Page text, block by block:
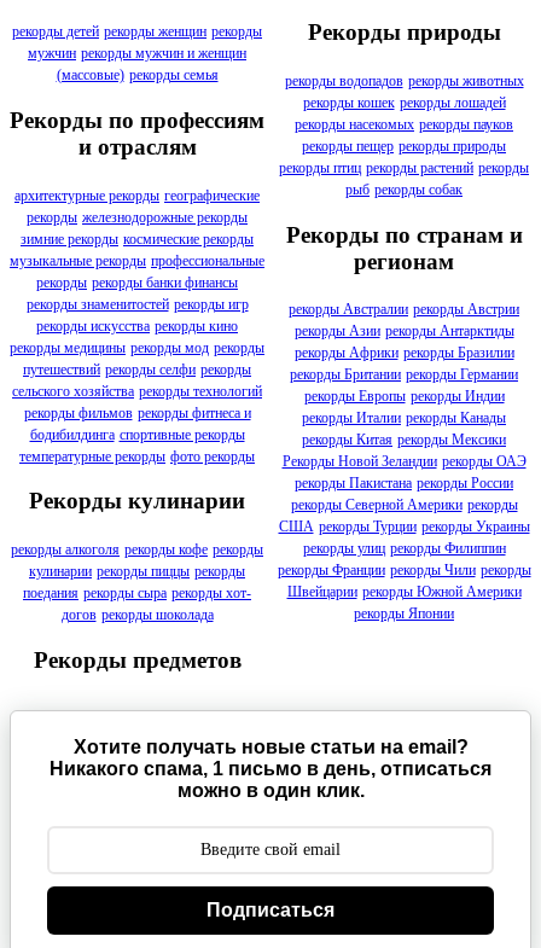
рекорды детей рекорды женщин рекорды
мужчин рекорды мужчин и женщин
(массовые) рекорды семья
Рекорды по профессиям
и отраслям
архитектурные рекорды географические
рекорды железнодорожные рекорды
зимние рекорды космические рекорды
музыкальные рекорды профессиональные
рекорды рекорды банки финансы
рекорды знаменитостей рекорды игр
рекорды искусства рекорды кино
рекорды медицины рекорды мод рекорды
путешествий рекорды селфи рекорды
сельского хозяйства рекорды технологий
рекорды фильмов рекорды фитнеса и
бодибилдинга спортивные рекорды
температурные рекорды фото рекорды
Рекорды кулинарии
рекорды алкоголя рекорды кофе рекорды
кулинарии рекорды пиццы рекорды
поедания рекорды сыра рекорды хот-
догов рекорды шоколада
Рекорды предметов
Рекорды природы
рекорды водопадов рекорды животных
рекорды кошек рекорды лошадей
рекорды насекомых рекорды пауков
рекорды пещер рекорды природы
рекорды птиц рекорды растений рекорды
рыб рекорды собак
Рекорды по странам и
регионам
рекорды Австралии рекорды Австрии
рекорды Азии рекорды Антарктиды
рекорды Африки рекорды Бразилии
рекорды Британии рекорды Германии
рекорды Европы рекорды Индии
рекорды Италии рекорды Канады
рекорды Китая рекорды Мексики
Рекорды Новой Зеландии рекорды ОАЭ
рекорды Пакистана рекорды России
рекорды Северной Америки рекорды
США рекорды Турции рекорды Украины
рекорды улиц рекорды Филиппин
рекорды Франции рекорды Чили рекорды
Швейцарии рекорды Южной Америки
рекорды Японии
Хотите получать новые статьи на email?
Никакого спама, 1 письмо в день, отписаться
можно в один клик.
Подписаться